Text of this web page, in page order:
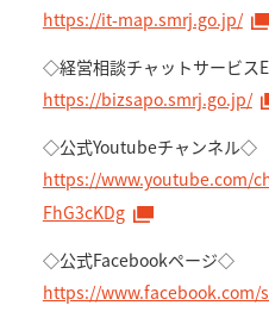
https://it-map.smrj.go.jp/
◇経営相談チャットサービス
https://bizsapo.smrj.go.jp/
◇公式Youtubeチャンネル◇
https://www.youtube.com/
FhG3cKDg
◇公式Facebookページ◇
https://www.facebook.com/